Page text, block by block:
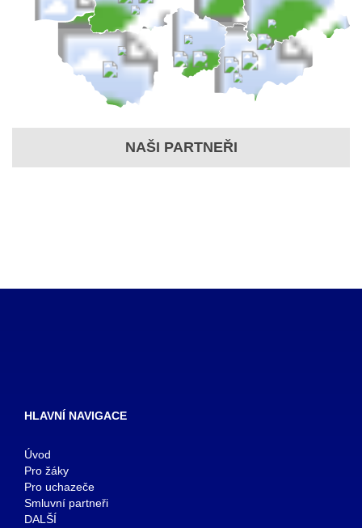
NAŠI PARTNEŘI
HLAVNÍ NAVIGACE
Úvod
Pro žáky
Pro uchazeče
Smluvní partneři
DALŠÍ